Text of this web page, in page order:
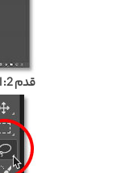
قدم 2: انتخاب ابزار Lasso